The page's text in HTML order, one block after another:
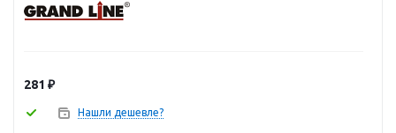
281 ₽
Нашли дешевле?